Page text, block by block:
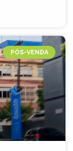
PÓS-VENDA